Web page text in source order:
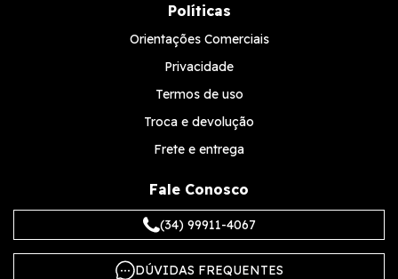
Políticas
Orientações Comerciais
Privacidade
Termos de uso
Troca e devolução
Frete e entrega
Fale Conosco
(34) 99911-4067
DÚVIDAS FREQUENTES